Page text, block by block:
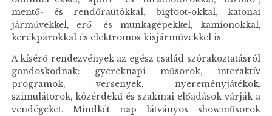
mentő- és rendőrautókkal, bigfoot-okkal, katonai
járművekkel, erő- és munkagépekkel, kamionokkal,
kerékpárokkal és elektromos kisjárművekkel is.
A kísérő rendezvények az egész család szórakoztatásról
gondoskodnak: gyereknapi műsorok, interaktív
programok, versenyek, nyereményjátékok,
szimulátorok, közérdekű és szakmai előadások várják a
vendégeket. Mindkét nap látványos showműsorok